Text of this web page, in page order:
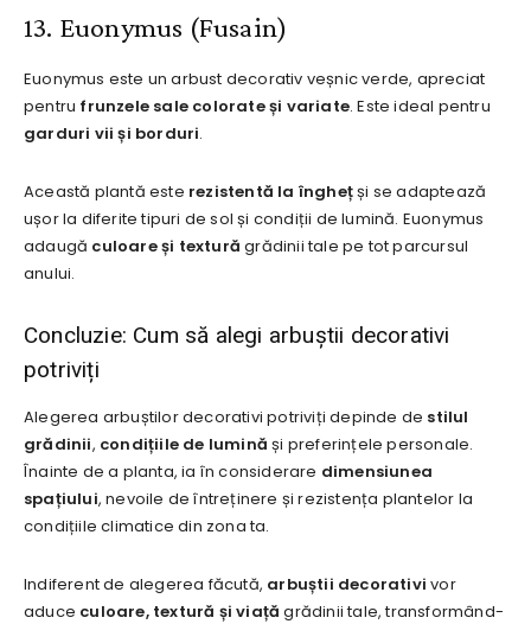
13. Euonymus (Fusain)
Euonymus este un arbust decorativ veșnic verde, apreciat
pentru frunzele sale colorate și variate. Este ideal pentru
garduri vii și borduri.
Această plantă este rezistentă la înghețși se adaptează
ușor la diferite tipuri de sol și condiții de lumină. Euonymus
adaugă culoare și textură grădinii tale pe tot parcursul
anului.
Concluzie: Cum să alegi arbuștii decorativi
potriviți
Alegerea arbuștilor decorativi potriviți depinde de stilul
grădinii, condițiile de lumină și preferințele personale.
Înainte de a planta, ia în considerare dimensiunea
spațiului, nevoile de întreținere și rezistența plantelor la
condițiile climatice din zona ta.
Indiferent de alegerea făcută, arbuștii decorativi vor
aduce culoare, textură și viață grădinii tale, transformând-